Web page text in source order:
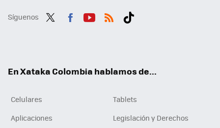
Síguenos
En Xataka Colombia hablamos de...
Celulares
Tablets
Aplicaciones
Legislación y Derechos